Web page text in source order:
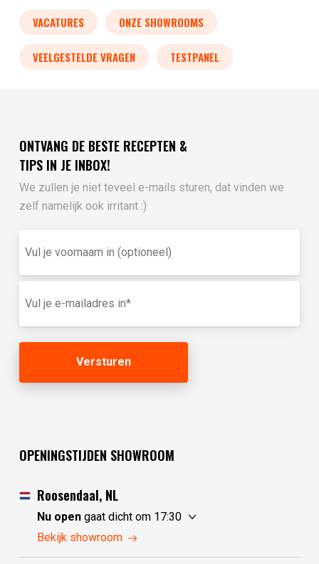
VACATURES ONZE SHOWROOMS
VEELGESTELDE VRAGEN TESTPANEL
ONTVANG DE BESTE RECEPTEN &
TIPS IN JE INBOX!
We zullen je niet teveel e-mails sturen, dat vinden we
zelf namelijk ook irritant :)
je
in
(optioneel)
mailadres
OPENINGSTIJDEN SHOWROOM
Roosendaal, NL
Nu opengaat dicht om 17:30
zaterdag
zondag
10:00 - 17:30
Bekijk showroom